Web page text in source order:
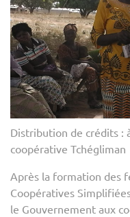
Distribution de crédits :
coopérative Tchégliman
Après la formation des
Coopératives
le Gouvernement aux